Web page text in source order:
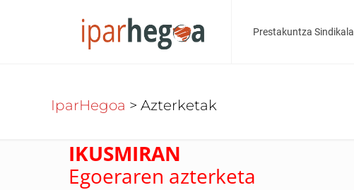
Prestakuntza Sindikala
IparHegoa > Azterketak
IKUSMIRAN
Egoeraren azterketa